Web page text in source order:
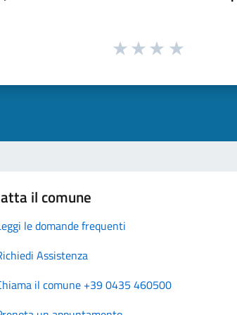
il comune
le domande frequenti
Assistenza
il comune +39 0435 460500